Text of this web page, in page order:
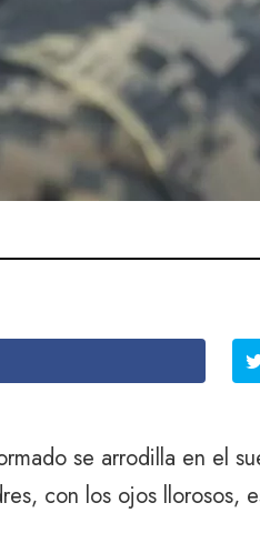
se arrodilla en el
con los ojos llorosos,